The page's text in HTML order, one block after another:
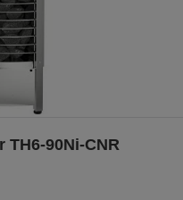
TH6-90Ni-CNR